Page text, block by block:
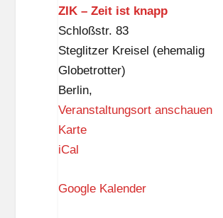
B
e
n
n
-
B
l
ZIK – Zeit ist knapp
Schloßstr. 83
Steglitzer Kreisel (ehemalig
Globetrotter)
Berlin,
Veranstaltungsort anschauen
KarteZ
–
iCal
Google Kalender